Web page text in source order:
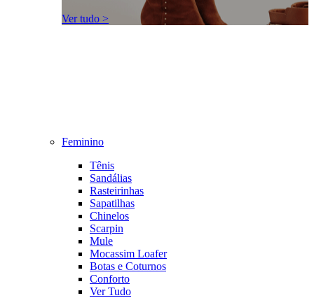
Ver tudo >
Feminino
Tênis
Sandálias
Rasteirinhas
Sapatilhas
Chinelos
Scarpin
Mule
Mocassim Loafer
Botas e Coturnos
Conforto
Ver Tudo